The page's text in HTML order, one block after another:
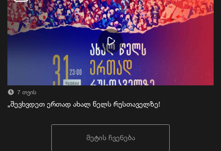
7 თვის
„შევხვდეთ ერთად ახალ წელს რუსთაველზე!
მეტის ჩვენება